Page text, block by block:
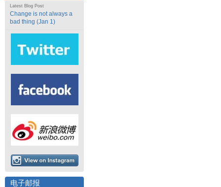
Latest Blog Post
Change is not always a
bad thing (Jan 1)
电子邮报